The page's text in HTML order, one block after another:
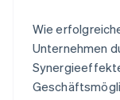
Wie
Unternehmen